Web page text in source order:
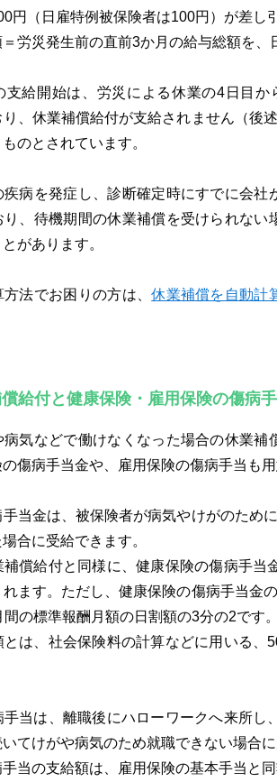
円（日雇特例被保険者は100円）が差し
労災発生前の直前3か月の給与総額を、
支給開始は、労災による休業の4日目か
、休業補償給付が支給されません（後
のとされています。
疾病を発症し、診断確定時にすでに会社
、待機期間の休業補償を受けられない
があります。
法でお困りの方は、休業補償を自動計
償給付と健康保険・雇用保険の傷病
気などで働けなくなった場合の休業補
傷病手当金や、雇用保険の傷病手当も用
当金は、被保険者が病気やけがのため
合に受給できます。
償給付と同様に、健康保険の傷病手当
れます。ただし、健康保険の傷病手当金
の標準報酬月額の日割額の3分の2です。
は、社会保険料の計算などに用いる、
手当は、離職後にハローワークへ来所し
てけがや病気のため就職できない場合に
当の支給額は、雇用保険の基本手当と同